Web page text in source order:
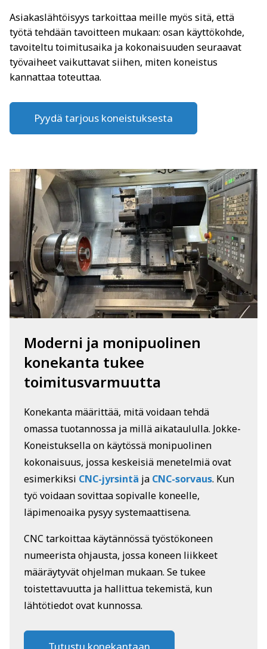
Asiakaslähtöisyys tarkoittaa meille myös sitä, että
työtä tehdään tavoitteen mukaan: osan käyttökohde,
tavoiteltu toimitusaika ja kokonaisuuden seuraavat
työvaiheet vaikuttavat siihen, miten koneistus
kannattaa toteuttaa.
Pyydä tarjous koneistuksesta
Moderni ja monipuolinen
konekanta tukee
toimitusvarmuutta
Konekanta määrittää, mitä voidaan tehdä
omassa tuotannossa ja millä aikataululla. Jokke-
Koneistuksella on käytössä monipuolinen
kokonaisuus, jossa keskeisiä menetelmiä ovat
esimerkiksi CNC-jyrsintä ja CNC-sorvaus. Kun
työ voidaan sovittaa sopivalle koneelle,
läpimenoaika pysyy systemaattisena.
CNC tarkoittaa käytännössä työstökoneen
numeerista ohjausta, jossa koneen liikkeet
määräytyvät ohjelman mukaan. Se tukee
toistettavuutta ja hallittua tekemistä, kun
lähtötiedot ovat kunnossa.